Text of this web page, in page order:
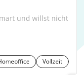
und willst nicht
Vollzeit